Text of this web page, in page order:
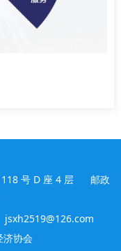
118 号 D 座 4 层 邮政
济协会